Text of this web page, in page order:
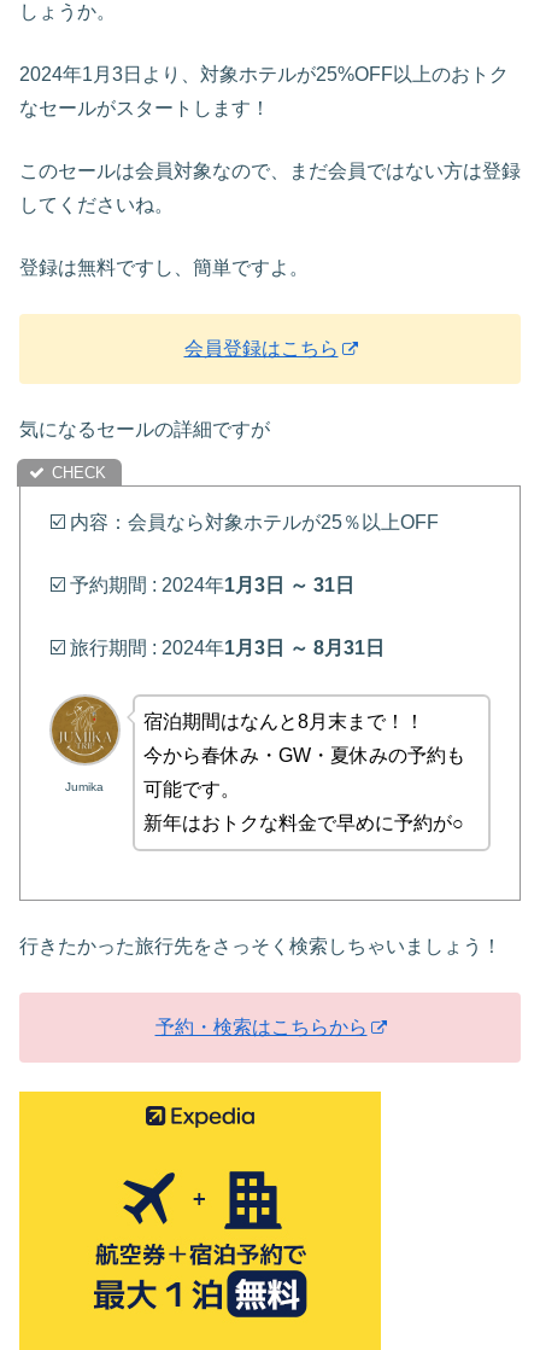
しょうか。
2024年1月3日より、対象ホテルが25%OFF以上のおトク
なセールがスタートします！
このセールは会員対象なので、まだ会員ではない方は登録
してくださいね。
登録は無料ですし、簡単ですよ。
会員登録はこちら
気になるセールの詳細ですが
☑️ 内容：会員なら対象ホテルが25％以上OFF
☑️ 予約期間 : 2024年1月3日 ～ 31日
☑️ 旅行期間 : 2024年1月3日 ～ 8月31日
Jumika
宿泊期間はなんと8月末まで！！
今から春休み・GW・夏休みの予約も
可能です。
新年はおトクな料金で早めに予約が○
行きたかった旅行先をさっそく検索しちゃいましょう！
予約・検索はこちらから